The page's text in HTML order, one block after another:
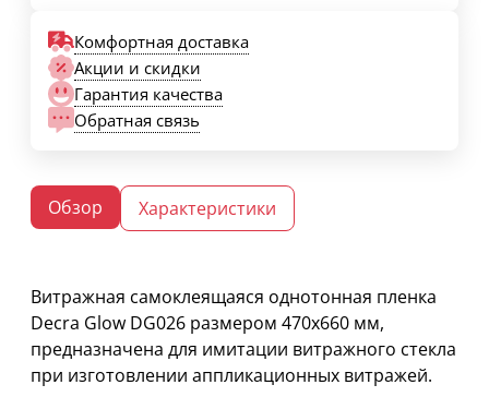
Комфортная доставка
Акции и скидки
Гарантия качества
Обратная связь
Обзор Характеристики
Витражная самоклеящаяся однотонная пленка
Decra Glow DG026 размером 470х660 мм,
предназначена для имитации витражного стекла
при изготовлении аппликационных витражей.